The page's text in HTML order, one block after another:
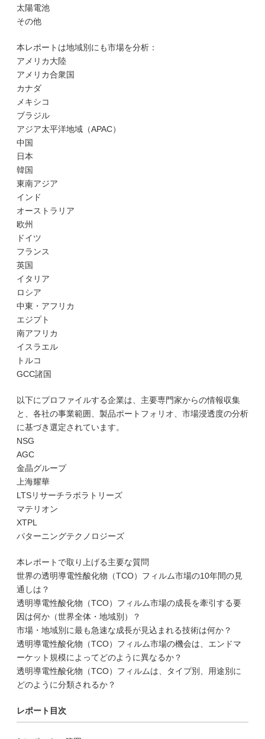
太陽電池
その他
本レポートは地域別にも市場を分析：
アメリカ大陸
アメリカ合衆国
カナダ
メキシコ
ブラジル
アジア太平洋地域（APAC）
中国
日本
韓国
東南アジア
インド
オーストラリア
欧州
ドイツ
フランス
英国
イタリア
ロシア
中東・アフリカ
エジプト
南アフリカ
イスラエル
トルコ
GCC諸国
以下にプロファイルする企業は、主要専門家からの情報収集
と、各社の事業範囲、製品ポートフォリオ、市場浸透度の分析
に基づき選定されています。
NSG
AGC
金晶グループ
上海耀華
LTSリサーチラボラトリーズ
マテリオン
XTPL
パターニングテクノロジーズ
本レポートで取り上げる主要な質問
世界の透明導電性酸化物（TCO）フィルム市場の10年間の見
通しは？
透明導電性酸化物（TCO）フィルム市場の成長を牽引する要
因は何か（世界全体・地域別）？
市場・地域別に最も急速な成長が見込まれる技術は何か？
透明導電性酸化物（TCO）フィルム市場の機会は、エンドマ
ーケット規模によってどのように異なるか？
透明導電性酸化物（TCO）フィルムは、タイプ別、用途別に
どのように分類されるか？
レポート目次